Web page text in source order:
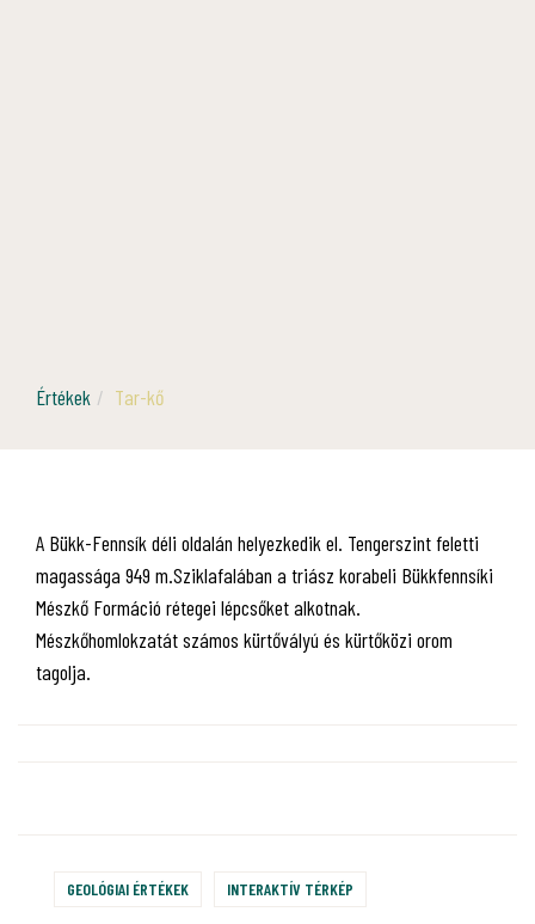
Értékek Tar-kő
A Bükk-Fennsík déli oldalán helyezkedik el. Tengerszint feletti
magassága 949 m.Sziklafalában a triász korabeli Bükkfennsíki
Mészkő Formáció rétegei lépcsőket alkotnak.
Mészkőhomlokzatát számos kürtővályú és kürtőközi orom
tagolja.
GEOLÓGIAI ÉRTÉKEK INTERAKTÍV TÉRKÉP